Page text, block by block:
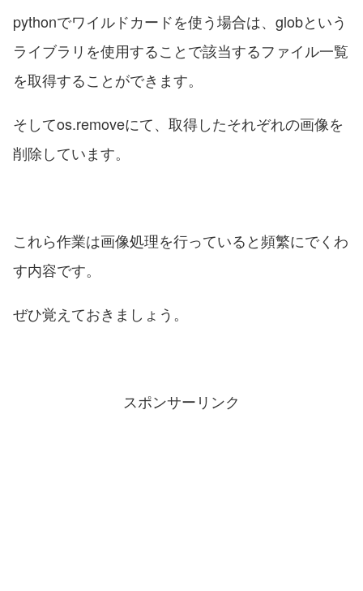
pythonでワイルドカードを使う場合は、globという
ライブラリを使用することで該当するファイル一覧
を取得することができます。
そしてos.removeにて、取得したそれぞれの画像を
削除しています。
これら作業は画像処理を行っていると頻繁にでくわ
す内容です。
ぜひ覚えておきましょう。
スポンサーリンク